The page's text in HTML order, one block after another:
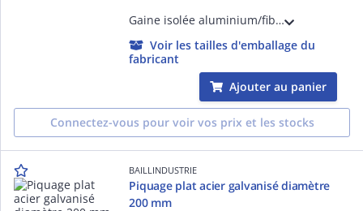
Gaine isolée aluminium/fibre de polyester diamètre 250 mm - épaisseur de l'isolant 50 mm - classée M1 (carton de 10 mètres linéaires)
Voir les tailles d'emballage du
fabricant
Ajouter au panier
Connectez-vous pour voir vos prix et les stocks
BAILLINDUSTRIE
Piquage plat acier galvanisé diamètre
200 mm